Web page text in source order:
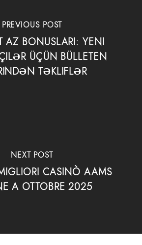
PREVIOUS POST
AZ BONUSLARI: YENI
ÜÇÜN BÜLLETEN
TƏKLIFLƏR
NEXT POST
CASINÒ AAMS
A OTTOBRE 2025